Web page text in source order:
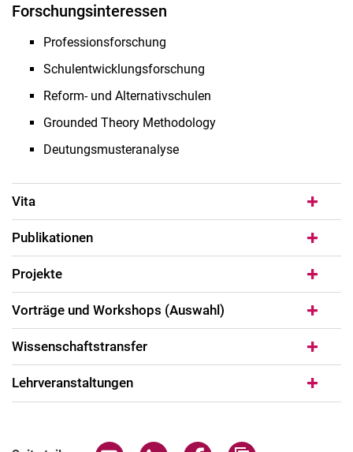
Forschungsinteressen
Professionsforschung
Schulentwicklungsforschung
Reform- und Alternativschulen
Grounded Theory Methodology
Deutungsmusteranalyse
Vita
Publikationen
Projekte
Vorträge und Workshops (Auswahl)
Wissenschaftstransfer
Lehrveranstaltungen